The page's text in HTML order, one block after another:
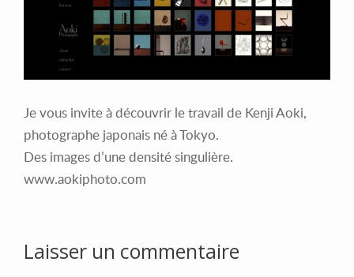
Je vous invite à découvrir le travail de Kenji Aoki,
photographe japonais né à Tokyo.
Des images d’une densité singulière.
www.aokiphoto.com
Laisser un commentaire